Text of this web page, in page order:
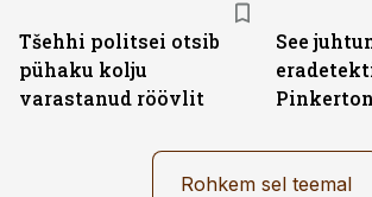
Tšehhi politsei otsib
pühaku kolju
varastanud röövlit
See
Rohkem sel teemal